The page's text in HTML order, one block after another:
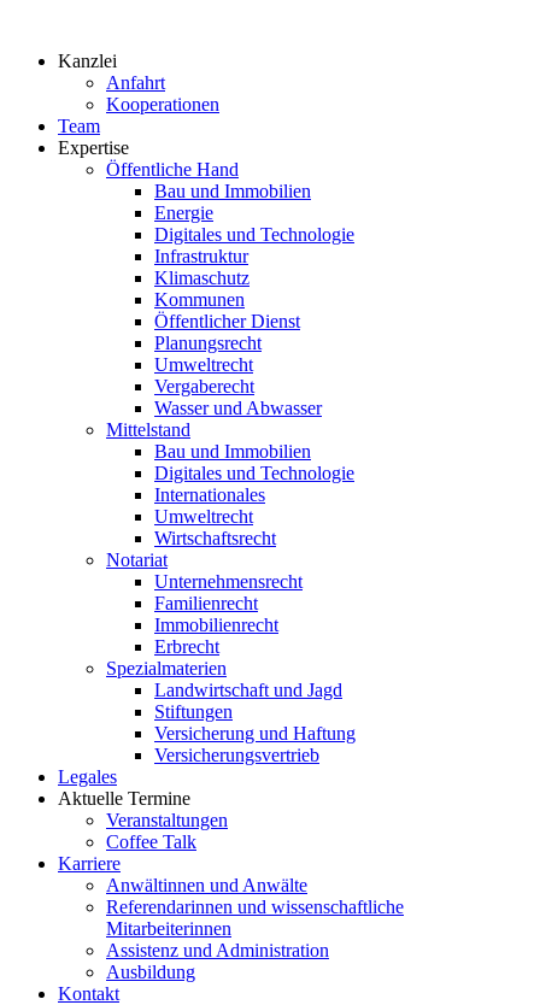
springenKanzlei
Anfahrt
Kooperationen
Team
Expertise
Öffentliche Hand
Bau und Immobilien
Energie
Digitales und Technologie
Infrastruktur
Klimaschutz
Kommunen
Öffentlicher Dienst
Planungsrecht
Umweltrecht
Vergaberecht
Wasser und Abwasser
Mittelstand
Bau und Immobilien
Digitales und Technologie
Internationales
Umweltrecht
Wirtschaftsrecht
Notariat
Unternehmensrecht
Familienrecht
Immobilienrecht
Erbrecht
Spezialmaterien
Landwirtschaft und Jagd
Stiftungen
Versicherung und Haftung
Versicherungsvertrieb
Legales
Aktuelle Termine
Veranstaltungen
Coffee Talk
Karriere
Anwältinnen und Anwälte
Referendarinnen und wissenschaftliche
Mitarbeiterinnen
Assistenz und Administration
Ausbildung
Kontakt